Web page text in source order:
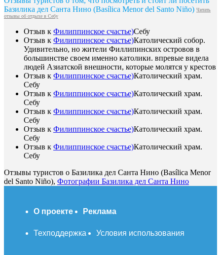
Базилика дел Санта Нино (Basílica Menor del Santo Niño) Читать
отзывы об отдыхе в Себу
Отзыв к Филиппинское счастье)Себу
Отзыв к Филиппинское счастье)Католический собор.
Удивительно, но жители Филлипинских островов в
большинстве своем именно католики. впревые видела
людей Азиатской внешности, которые молятся у крестов
Отзыв к Филиппинское счастье)Католический храм.
Себу
Отзыв к Филиппинское счастье)Католический храм.
Себу
Отзыв к Филиппинское счастье)Католический храм.
Себу
Отзыв к Филиппинское счастье)Католический храм.
Себу
Отзыв к Филиппинское счастье)Католический храм.
Себу
Отзывы туристов о Базилика дел Санта Нино (Basílica Menor
del Santo Niño), Фотографии Базилика дел Санта Нино
О проекте Реклама
Техподдержка Условия использования